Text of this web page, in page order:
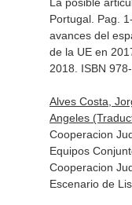
Portugal. Pag.
avances del
de la UE en
2018. ISBN
Alves Costa,
Angeles
Cooperacion
Equipos
Cooperacion
Escenario de